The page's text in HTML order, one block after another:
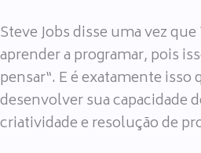
Steve Jobs disse uma vez
aprender a programar, pois
pensar“. E é exatamente
desenvolver sua capacidade
criatividade e resolução de